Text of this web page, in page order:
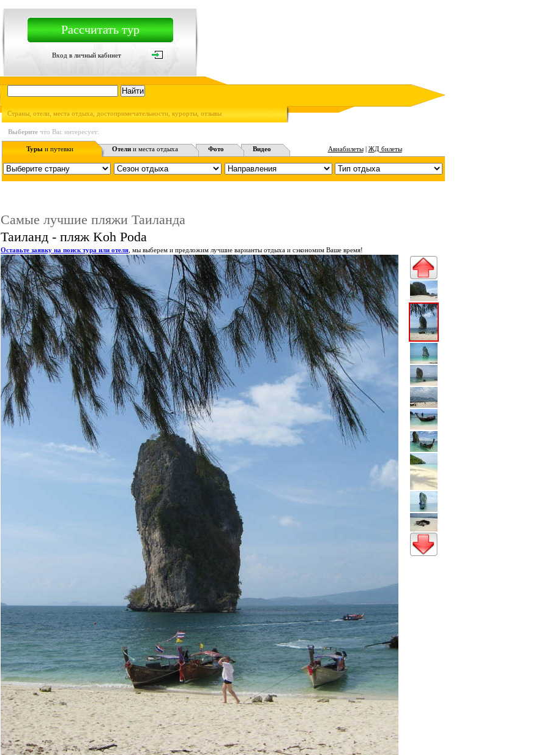
Рассчитать тур
Вход в личный кабинет
Страны, отели, места отдыха, достопримечательности, курорты, отзывы
Выберите что Вас интересует:
Турыи путевки Отели и места отдыха Фото Видео Авиабилеты| ЖД билеты
Самые лучшие пляжи Таиланда
Таиланд - пляж Koh Poda
Оставьте заявку на поиск тура или отеля , мы выберем и предложим лучшие варианты отдыха и сэкономим Ваше время!